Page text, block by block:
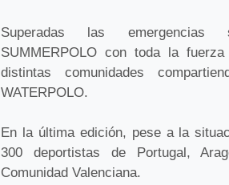
Superadas las
SUMMERPOLO con toda la
distintas comunidades
WATERPOLO.
En la última edición, pese a la
300 deportistas de Portugal,
Comunidad Valenciana.